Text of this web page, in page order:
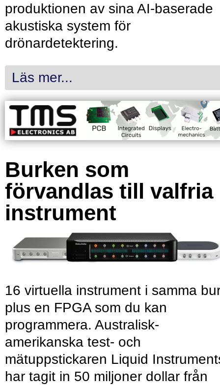
produktionen av sina AI-baserade
akustiska system för
drönardetektering.
Läs mer...
Burken som
förvandlas till valfria
instrument
16 virtuella instrument i samma
plus en FPGA som du kan
programmera. Australisk-
amerikanska test- och
mätuppstickaren Liquid
har tagit in 50 miljoner dollar från